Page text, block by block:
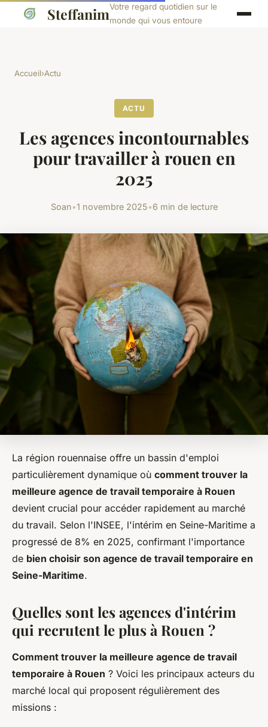
SteffanimVotre regard quotidien sur le
monde qui vous entoure
Accueil›Actu
ACTU
Les agences incontournables
pour travailler à rouen en
2025
Soan•1 novembre 2025•6 min de lecture
La région rouennaise offre un bassin d'emploi
particulièrement dynamique où comment trouver la
meilleure agence de travail temporaire à Rouen
devient crucial pour accéder rapidement au marché
du travail. Selon l'INSEE, l'intérim en Seine-Maritime a
progressé de 8% en 2025, confirmant l'importance
de bien choisir son agence de travail temporaire en
Seine-Maritime.
Quelles sont les agences d'intérim
qui recrutent le plus à Rouen ?
Comment trouver la meilleure agence de travail
temporaire à Rouen ? Voici les principaux acteurs du
marché local qui proposent régulièrement des
missions :